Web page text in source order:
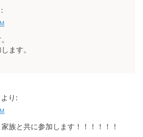
ます。
より:
族と共に参加します！！！！！！